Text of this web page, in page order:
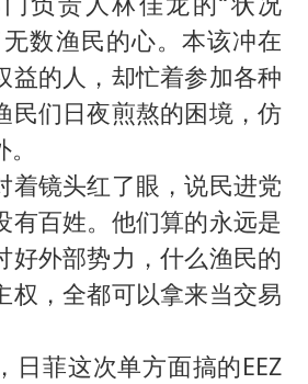
数渔民的心。本该冲在
益的人，却忙着参加各种
民们日夜煎熬的困境，仿
着镜头红了眼，说民进党
有百姓。他们算的永远是
好外部势力，什么渔民的
权，全都可以拿来当交易
日菲这次单方面搞的EEZ